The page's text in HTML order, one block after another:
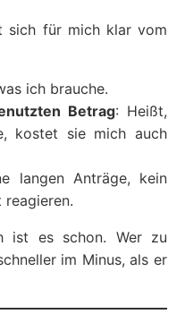
sich für mich klar vom
ich brauche.
Betrag: Heißt,
kostet sie mich auch
langen Anträge, kein
ist es schon. Wer zu
im Minus, als er